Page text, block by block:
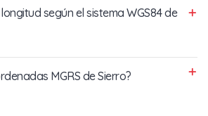
según el sistema WGS84 de
MGRS de Sierro?